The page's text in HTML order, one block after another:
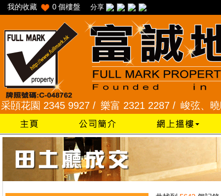
我的收藏 0 個樓盤 分享
花園 2345 9927 /樂富 2321 2287 /峻弦、曉暉